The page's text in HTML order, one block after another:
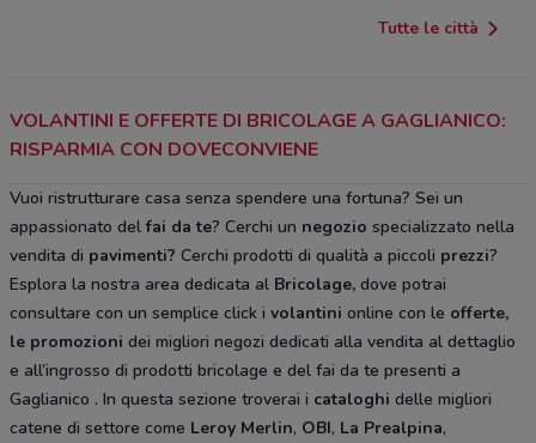
Tutte le città
VOLANTINI E OFFERTE DI BRICOLAGE A GAGLIANICO:
RISPARMIA CON DOVECONVIENE
Vuoi ristrutturare casa senza spendere una fortuna? Sei un
appassionato delfai da te? Cerchi un negozio specializzato nella
vendita di pavimenti? Cerchi prodotti di qualità a piccoli prezzi?
Esplora la nostra area dedicata al Bricolage, dove potrai
consultare con un semplice click i volantini online con le offerte,
le promozioni dei migliori negozi dedicati alla vendita al dettaglio
e all’ingrosso di prodotti bricolage e del fai da te presenti a
Gaglianico . In questa sezione troverai i cataloghi delle migliori
catene di settore come Leroy Merlin, OBI, La Prealpina,